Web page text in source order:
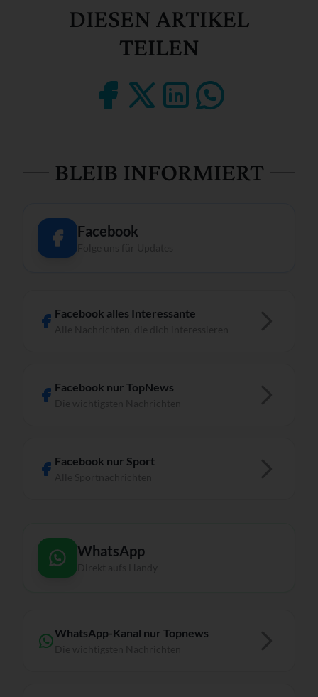
DIESEN ARTIKEL
TEILEN
BLEIB INFORMIERT
Facebook
Facebook alles Interessante
Facebook nur TopNews
Facebook nur Sport
WhatsApp
WhatsApp-Kanal nur Topnews